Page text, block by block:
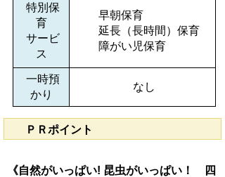
特別保
育
サービ
ス
早朝保育
延長（長時間）保育
障がい児保育
一時預
かり
なし
ＰＲポイント
《自然がいっぱい! 昆虫がいっぱい！ 四